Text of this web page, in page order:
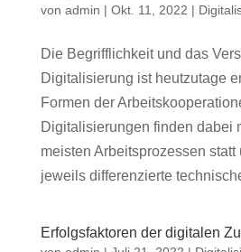
von admin | Okt. 11, 2022 |
Die Begrifflichkeit und das
Digitalisierung ist heutzutage
Formen der
Digitalisierungen finden dabei
meisten Arbeitsprozessen
jeweils differenzierte
Erfolgsfaktoren der digitalen